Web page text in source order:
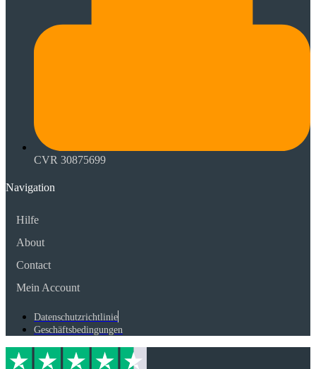
CVR 30875699
Navigation
Hilfe
About
Contact
Mein Account
Datenschutzrichtlinie
Geschäftsbedingungen